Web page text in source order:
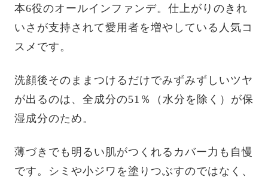
本6役のオールインファンデ。仕上がりのきれ
いさが支持されて愛用者を増やしている人気コ
スメです。
洗顔後そのままつけるだけでみずみずしいツヤ
が出るのは、全成分の51％（水分を除く）が保
湿成分のため。
薄づきでも明るい肌がつくれるカバー力も自慢
です。シミや小ジワを塗りつぶすのではなく、